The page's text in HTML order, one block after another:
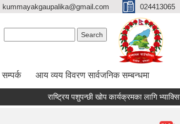
kummayakgaupalika@gmail.com 024413065
सम्पर्क आय व्यय विवरण सार्वजनिक सम्बन्धमा
राष्ट्रिय पशुपन्छी खोप कार्यक्रमका लागि